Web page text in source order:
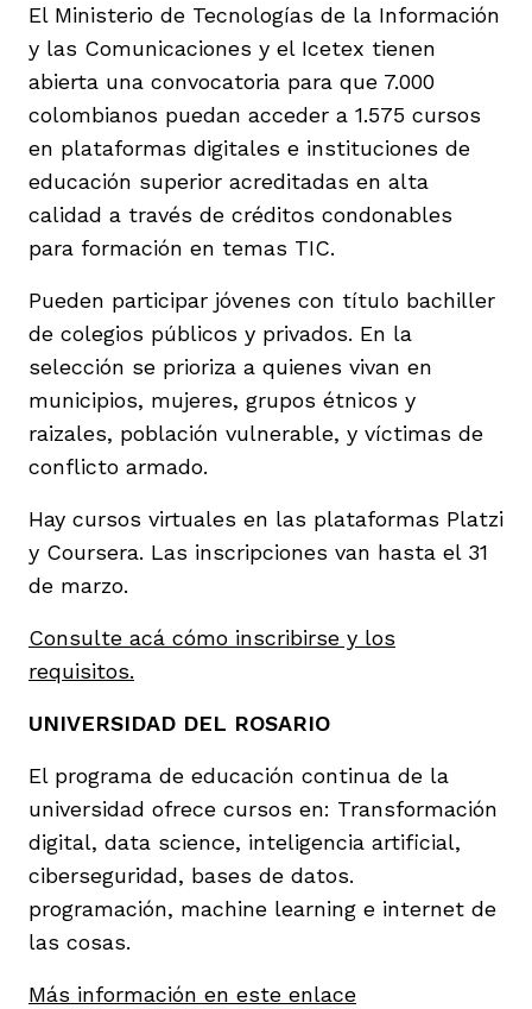
El Ministerio de Tecnologías de la Información
y las Comunicaciones y el Icetex tienen
abierta una convocatoria para que 7.000
colombianos puedan acceder a 1.575 cursos
en plataformas digitales e instituciones de
educación superior acreditadas en alta
calidad a través de créditos condonables
para formación en temas TIC.
Pueden participar jóvenes con título bachiller
de colegios públicos y privados. En la
selección se prioriza a quienes vivan en
municipios, mujeres, grupos étnicos y
raizales, población vulnerable, y víctimas de
conflicto armado.
Hay cursos virtuales en las plataformas Platzi
y Coursera. Las inscripciones van hasta el 31
de marzo.
Consulte acá cómo inscribirse y los
requisitos.
UNIVERSIDAD DEL ROSARIO
El programa de educación continua de la
universidad ofrece cursos en: Transformación
digital, data science, inteligencia artificial,
ciberseguridad, bases de datos.
programación, machine learning e internet de
las cosas.
Más información en este enlace
del Cesar
Ana